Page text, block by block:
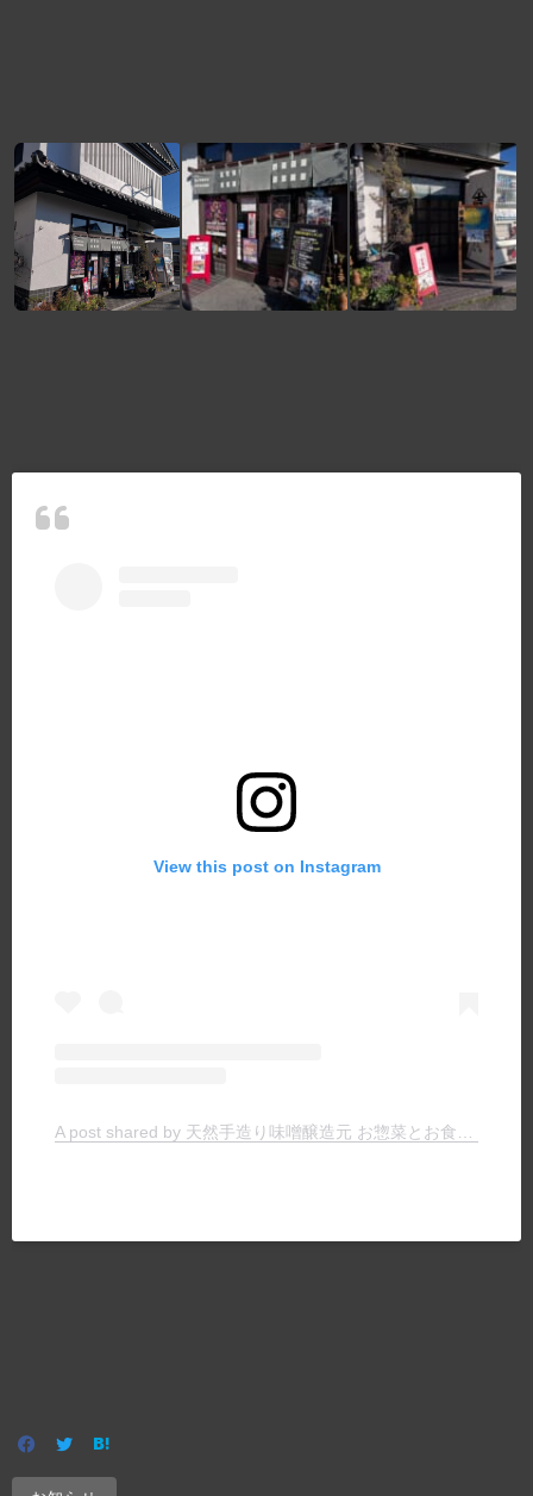
View this post on Instagram
A post shared by 天然手造り味噌醸造元 お惣菜とお食事の店 ヤマキチ (@yamakichimiso)